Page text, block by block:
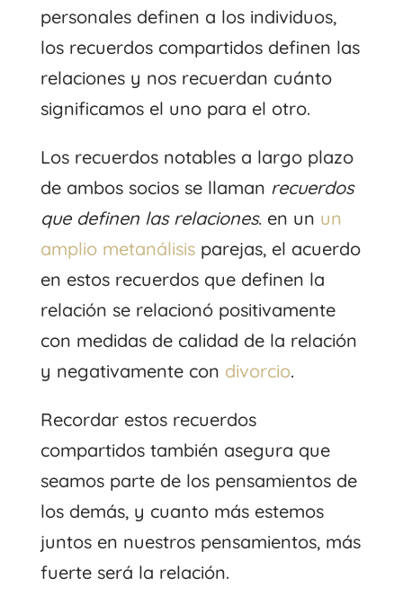
personales definen a los individuos,
los recuerdos compartidos definen las
relaciones y nos recuerdan cuánto
significamos el uno para el otro.
Los recuerdos notables a largo plazo
de ambos socios se llaman recuerdos
que definen las relaciones. en un un
amplio metanálisis parejas, el acuerdo
en estos recuerdos que definen la
relación se relacionó positivamente
con medidas de calidad de la relación
y negativamente con divorcio.
Recordar estos recuerdos
compartidos también asegura que
seamos parte de los pensamientos de
los demás, y cuanto más estemos
juntos en nuestros pensamientos, más
fuerte será la relación.